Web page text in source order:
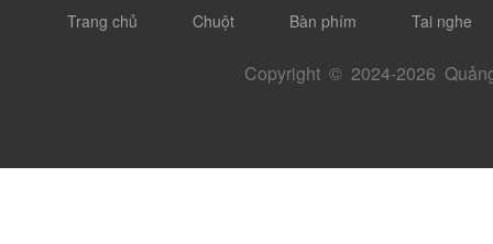
Trang chủ Chuột Bàn phím Tai nghe
Copyright © 2024-2026